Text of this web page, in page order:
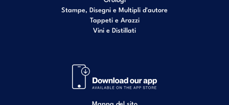
Stampe, Disegni e Multipli d'autore
Tappeti e Arazzi
Vini e Distillati
Mappa del sito